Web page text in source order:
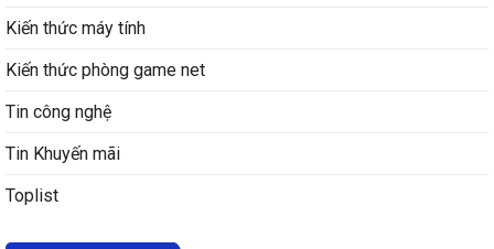
Kiến thức máy tính
Kiến thức phòng game net
Tin công nghệ
Tin Khuyến mãi
Toplist